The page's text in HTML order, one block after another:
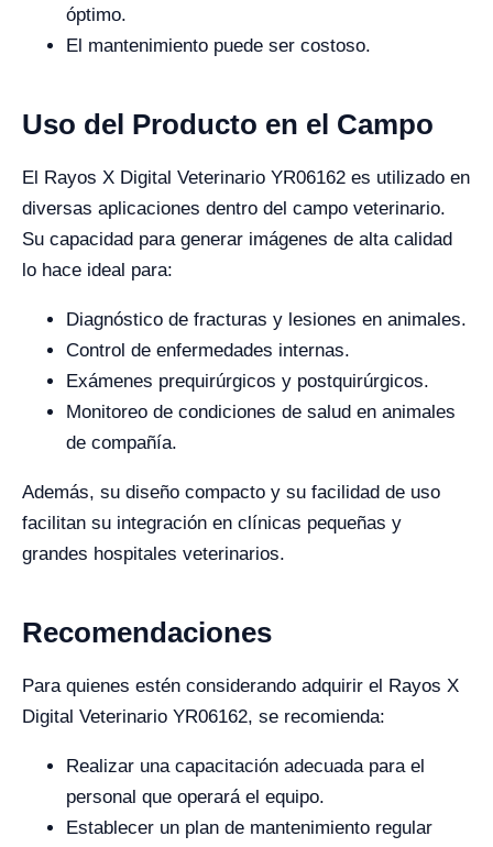
óptimo.
El mantenimiento puede ser costoso.
Uso del Producto en el Campo
El Rayos X Digital Veterinario YR06162 es utilizado en
diversas aplicaciones dentro del campo veterinario.
Su capacidad para generar imágenes de alta calidad
lo hace ideal para:
Diagnóstico de fracturas y lesiones en animales.
Control de enfermedades internas.
Exámenes prequirúrgicos y postquirúrgicos.
Monitoreo de condiciones de salud en animales
de compañía.
Además, su diseño compacto y su facilidad de uso
facilitan su integración en clínicas pequeñas y
grandes hospitales veterinarios.
Recomendaciones
Para quienes estén considerando adquirir el Rayos X
Digital Veterinario YR06162, se recomienda:
Realizar una capacitación adecuada para el
personal que operará el equipo.
Establecer un plan de mantenimiento regular